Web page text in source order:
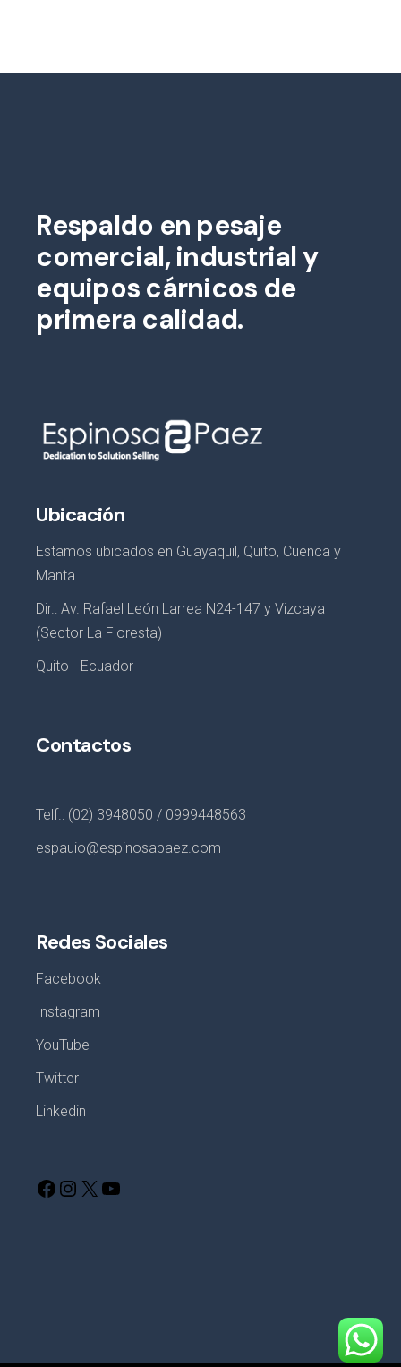
Respaldo en pesaje
comercial, industrial y
equipos cárnicos de
primera calidad.
Ubicación
Estamos ubicados en Guayaquil, Quito, Cuenca y
Manta
Dir.: Av. Rafael León Larrea N24-147 y Vizcaya
(Sector La Floresta)
Quito - Ecuador
Contactos
Telf.: (02) 3948050 / 0999448563
espauio@espinosapaez.com
Redes Sociales
Facebook
Instagram
YouTube
Twitter
Linkedin